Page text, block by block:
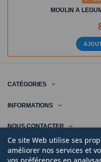
MOULIN A
CATÉGORIES
INFORMATIONS
NOUS CONTACTER
Ce site Web utilise ses
améliorer nos services et